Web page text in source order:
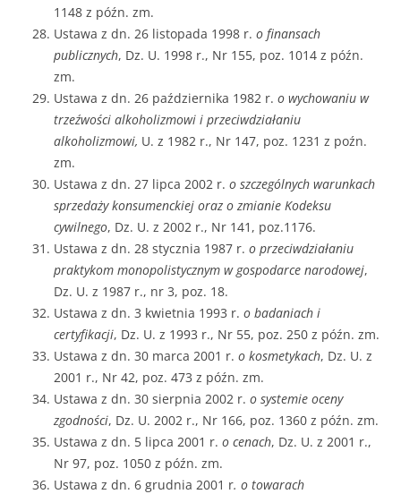
1148 z późn. zm.
Ustawa z dn. 26 listopada 1998 r. o finansach
publicznych, Dz. U. 1998 r., Nr 155, poz. 1014 z późn.
zm.
Ustawa z dn. 26 października 1982 r. o wychowaniu w
trzeźwości alkoholizmowi i przeciwdziałaniu
alkoholizmowi, U. z 1982 r., Nr 147, poz. 1231 z poźn.
zm.
Ustawa z dn. 27 lipca 2002 r. o szczególnych warunkach
sprzedaży konsumenckiej oraz o zmianie Kodeksu
cywilnego, Dz. U. z 2002 r., Nr 141, poz.1176.
Ustawa z dn. 28 stycznia 1987 r. o przeciwdziałaniu
praktykom monopolistycznym w gospodarce narodowej,
Dz. U. z 1987 r., nr 3, poz. 18.
Ustawa z dn. 3 kwietnia 1993 r. o badaniach i
certyfikacji, Dz. U. z 1993 r., Nr 55, poz. 250 z późn. zm.
Ustawa z dn. 30 marca 2001 r. o kosmetykach, Dz. U. z
2001 r., Nr 42, poz. 473 z późn. zm.
Ustawa z dn. 30 sierpnia 2002 r. o systemie oceny
zgodności, Dz. U. 2002 r., Nr 166, poz. 1360 z późn. zm.
Ustawa z dn. 5 lipca 2001 r. o cenach, Dz. U. z 2001 r.,
Nr 97, poz. 1050 z późn. zm.
Ustawa z dn. 6 grudnia 2001 r. o towarach